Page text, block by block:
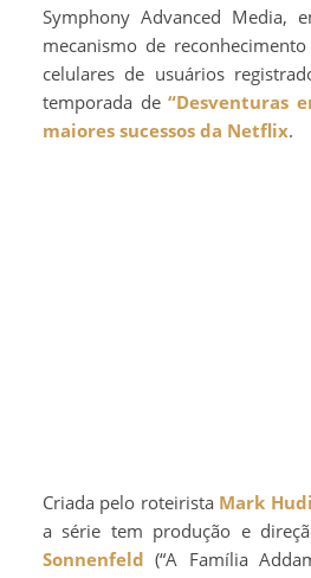
Symphony Advanced Media,
mecanismo de
celulares de usuários
temporada de“Desventuras
maiores sucessos da Netflix.
Criada pelo roteirista Mark
a série tem produção e
Sonnenfeld (“A Família